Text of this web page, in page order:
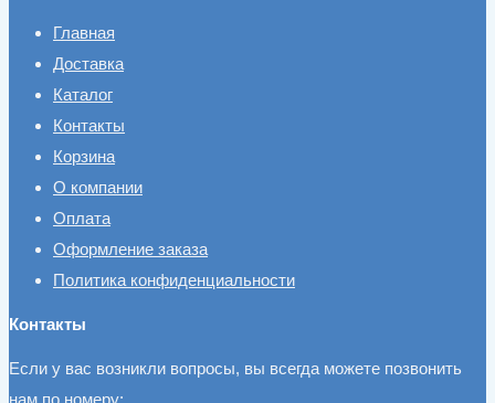
Главная
Доставка
Каталог
Контакты
Корзина
О компании
Оплата
Оформление заказа
Политика конфиденциальности
Контакты
Если у вас возникли вопросы, вы всегда можете позвонить
нам по номеру: